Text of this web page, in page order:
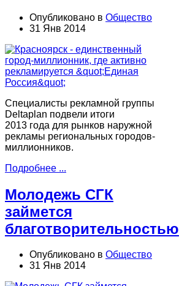
Опубликовано в Общество
31 Янв 2014
Специалисты рекламной группы
Deltaplan подвели итоги
2013 года для рынков наружной
рекламы региональных городов-
миллионников.
Подробнее ...
Молодежь СГК
займется
благотворительностью
Опубликовано в Общество
31 Янв 2014